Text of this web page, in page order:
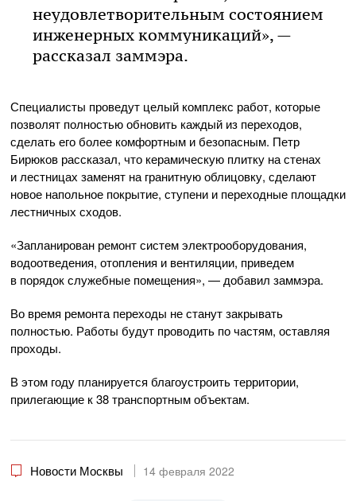
неудовлетворительным состоянием
инженерных коммуникаций», —
рассказал заммэра.
Специалисты проведут целый комплекс работ, которые
позволят полностью обновить каждый из переходов,
сделать его более комфортным и безопасным. Петр
Бирюков рассказал, что керамическую плитку на стенах
и лестницах заменят на гранитную облицовку, сделают
новое напольное покрытие, ступени и переходные площадки
лестничных сходов.
«Запланирован ремонт систем электрооборудования,
водоотведения, отопления и вентиляции, приведем
в порядок служебные помещения», — добавил заммэра.
Во время ремонта переходы не станут закрывать
полностью. Работы будут проводить по частям, оставляя
проходы.
В этом году планируется благоустроить территории,
прилегающие к 38 транспортным объектам.
Новости Москвы 14 февраля 2022